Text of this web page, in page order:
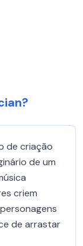
de criação
de um
criem
de arrastar